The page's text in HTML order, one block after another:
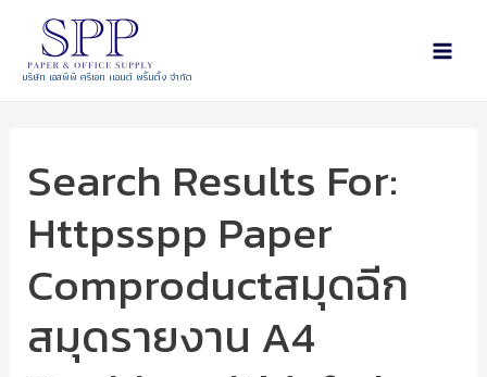
บริษัท เอสพีพี ครีเอท แอนด์ พริ้นติ้ง จำกัด
Search Results For:
Httpsspp Paper
Comproductสมุดฉีก
สมุดรายงาน A4